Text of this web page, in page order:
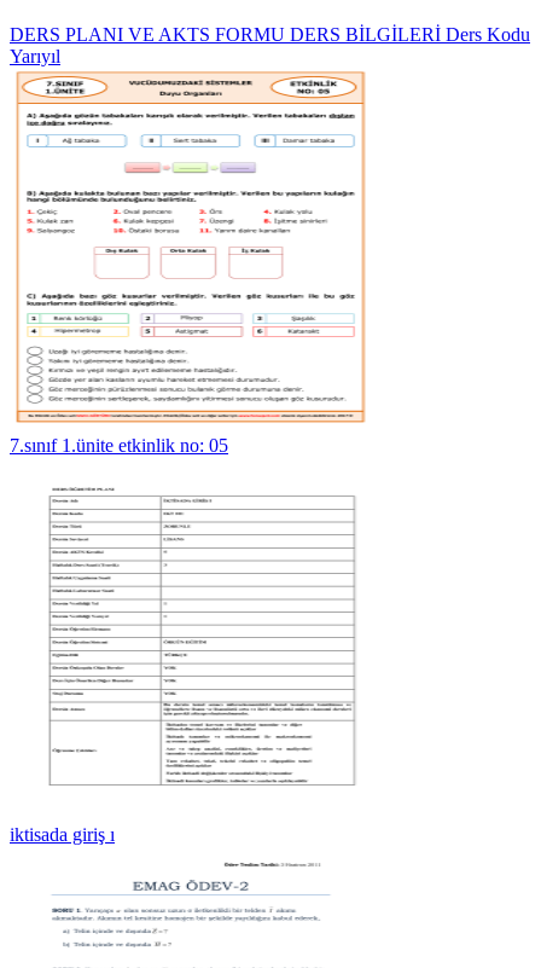
DERS PLANI VE AKTS FORMU DERS BİLGİLERİ Ders Kodu
Yarıyıl
7.sınıf 1.ünite etkinlik no: 05
iktisada giriş ı